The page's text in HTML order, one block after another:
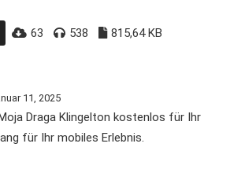
63 538 815,64 KB
11, 2025
Draga Klingelton kostenlos für Ihr
für Ihr mobiles Erlebnis.